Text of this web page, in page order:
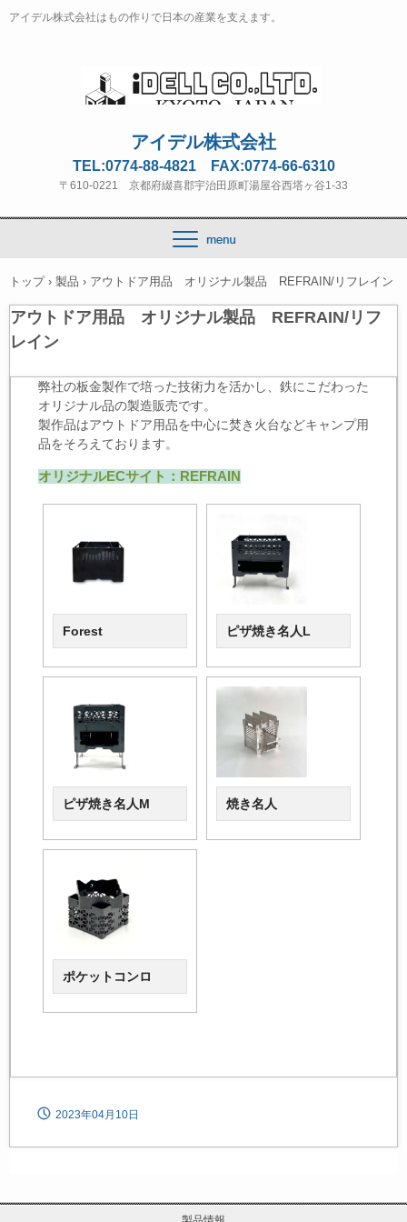
アイデル株式会社はもの作りで日本の産業を支えます。
アイデル株式会社
TEL:0774-88-4821 FAX:0774-66-6310
〒610-0221 京都府綴喜郡宇治田原町湯屋谷西塔ヶ谷1-33
トップ › 製品 › アウトドア用品 オリジナル製品 REFRAIN/リフレイン
アウトドア用品 オリジナル製品 REFRAIN/リフ
レイン
弊社の板金製作で培った技術力を活かし、鉄にこだわった
オリジナル品の製造販売です。
製作品はアウトドア用品を中心に焚き火台などキャンプ用
品をそろえております。
オリジナルECサイト：REFRAIN
Forest ピザ焼き名人L
ピザ焼き名人M 焼き名人
ポケットコンロ
2023年04月10日